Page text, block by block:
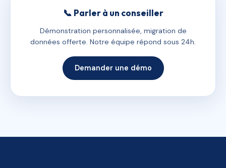
📞 Parler à un conseiller
Démonstration personnalisée, migration de
données offerte. Notre équipe répond sous 24h.
Demander une démo